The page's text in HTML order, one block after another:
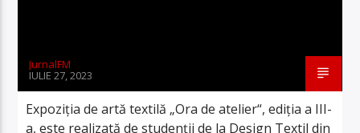
JurnalFM
IULIE 27, 2023
Expoziția de artă textilă „Ora de atelier“, ediția a III-
a, este realizată de studenții de la Design Textil din